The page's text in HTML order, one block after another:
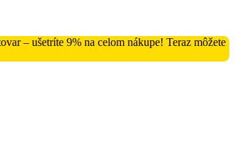
– ušetríte 9% na celom nákupe! Teraz môžete